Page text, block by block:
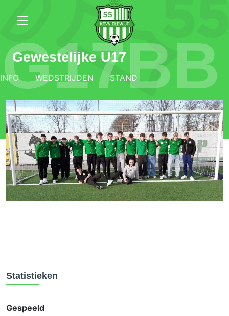
Gewestelijke U17
G17BB
INFO WEDSTRIJDEN STAND
Statistieken
Gespeeld